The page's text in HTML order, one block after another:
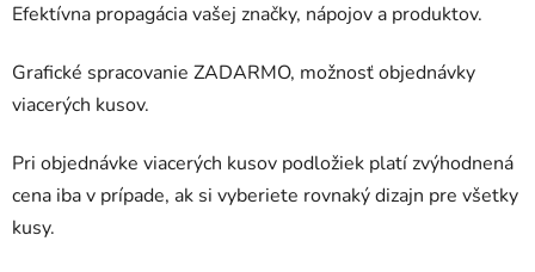
Efektívna propagácia vašej značky, nápojov a produktov.
Grafické spracovanie ZADARMO, možnosť objednávky
viacerých kusov.
Pri objednávke viacerých kusov podložiek platí zvýhodnená
cena iba v prípade, ak si vyberiete rovnaký dizajn pre všetky
kusy.